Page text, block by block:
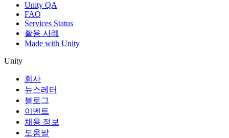
Unity QA
FAQ
Services Status
활용 사례
Made with Unity
Unity
회사
뉴스레터
블로그
이벤트
채용 정보
도움말